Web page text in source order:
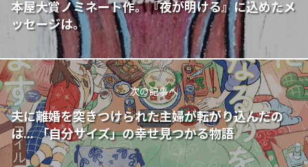
本屋大賞ノミネート作。『夜が明ける』に込めたメ
ッセージは。
次の記事へ
夫に離婚を突きつけられた主婦が転がり込んだの
は... 「自分サイズ」の幸せ見つかる物語